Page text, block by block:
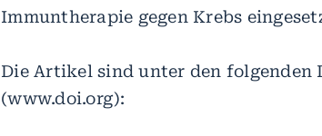
Immuntherapie gegen Krebs
Die Artikel sind unter den folgenden
(www.doi.org):